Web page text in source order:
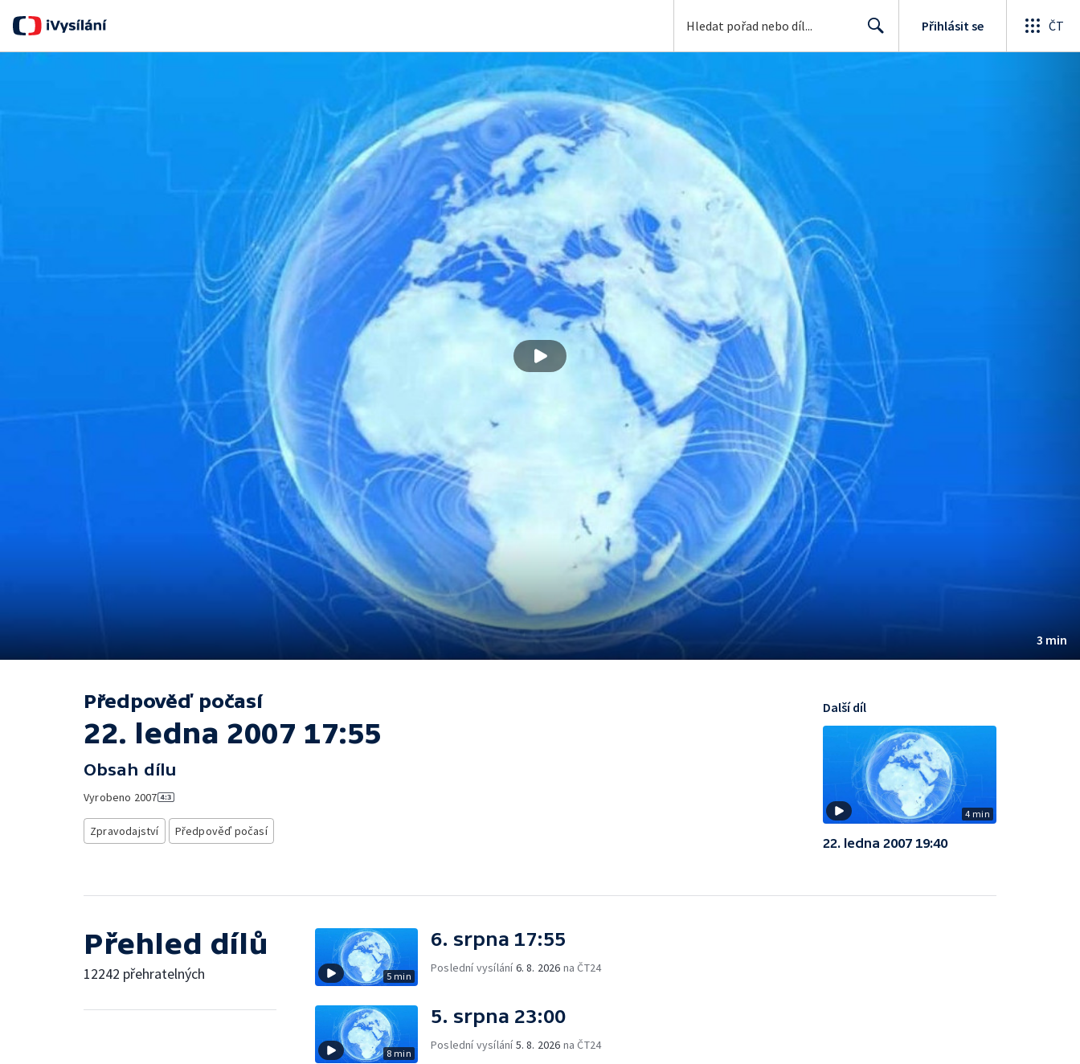
Přihlásit se ČT
3 min
Předpověď počasí
22. ledna 2007 17:55
Obsah dílu
Vyrobeno 2007
Zpravodajství Předpověď počasí
4 min
Další díl
22. ledna 2007 19:40
Přehled dílů
12242 přehratelných 5 min
6. srpna 17:55
Poslední vysílání6. 8. 2026 na ČT24
8 min
5. srpna 23:00
Poslední vysílání5. 8. 2026 na ČT24